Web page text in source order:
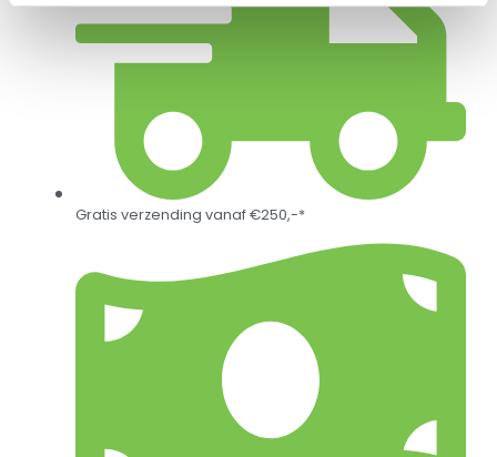
Gratis verzending vanaf €250,-*